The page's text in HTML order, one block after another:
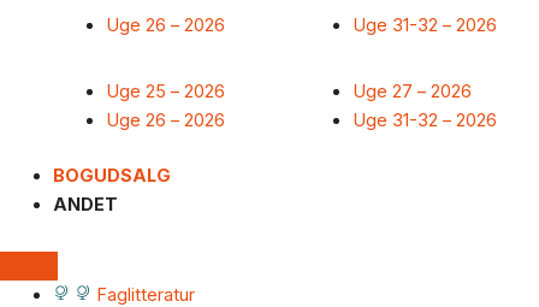
Uge 26 – 2026 Uge 31-32 – 2026
Uge 25 – 2026
Uge 26 – 2026
Uge 27 – 2026
Uge 31-32 – 2026
BOGUDSALG
ANDET
Faglitteratur